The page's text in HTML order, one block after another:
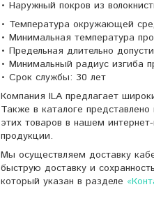
• Наружный покров из
• Температура окружающей
• Минимальная температура
• Предельная длительно
• Минимальный радиус изгиба
• Срок службы: 30 лет
Компания ILA предлагает
Также в каталоге
этих товаров в нашем
продукции.
Мы осуществляем доставку
быструю доставку и
который указан в разделе